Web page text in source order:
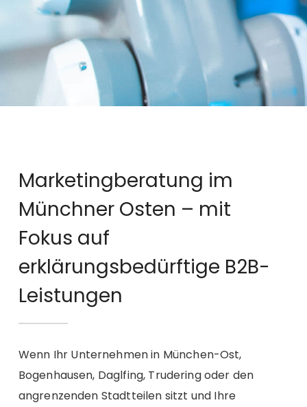
Marketingberatung im
Münchner Osten – mit
Fokus auf
erklärungsbedürftige B2B-
Leistungen
Wenn Ihr Unternehmen in München-Ost,
Bogenhausen, Daglfing, Trudering oder den
angrenzenden Stadtteilen sitzt und Ihre